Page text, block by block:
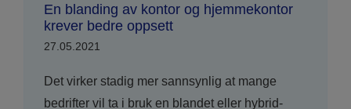
En blanding av kontor og hjemmekontor
krever bedre oppsett
27.05.2021
Det virker stadig mer sannsynlig at mange
bedrifter vil ta i bruk en blandet eller hybrid-